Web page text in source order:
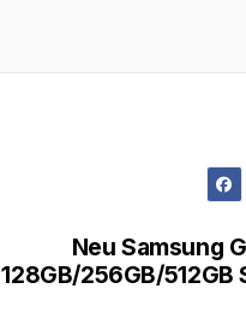
Neu Samsung
128GB/256GB/